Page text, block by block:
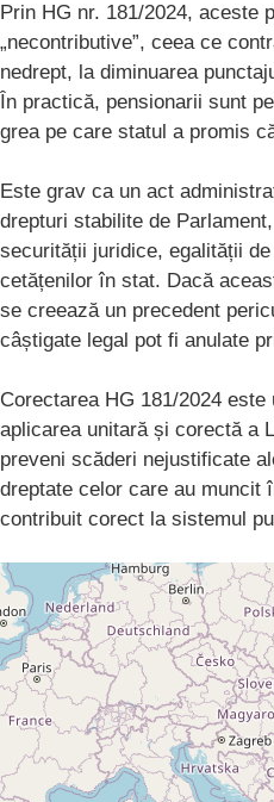
Prin HG nr. 181/2024, aceste
„necontributive”, ceea ce
nedrept, la diminuarea
În practică, pensionarii sunt
grea pe care statul a promis
Este grav ca un act
drepturi stabilite de
securității juridice, egalității
cetățenilor în stat. Dacă
se creează un precedent
câștigate legal pot fi anulate
Corectarea HG 181/2024
aplicarea unitară și corectă a
preveni scăderi nejustificate
dreptate celor care au muncit
contribuit corect la sistemul